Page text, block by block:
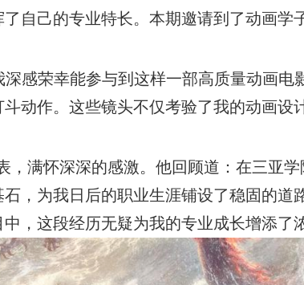
自己的专业特长。本期邀请到了动画学
深感荣幸能参与到这样一部高质量动画电
动作。这些镜头不仅考验了我的动画设
满怀深深的感激。他回顾道：在三亚
，为我日后的职业生涯铺设了稳固的道
，这段经历无疑为我的专业成长增添了